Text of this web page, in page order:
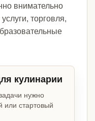
внимательно
торговля,
кулинарии
нужно
или стартовый